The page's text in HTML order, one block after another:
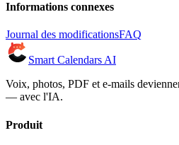
Informations connexes
Journal des modificationsFAQ
Smart Calendars AI
Voix, photos, PDF et e-mails
— avec l'IA.
Produit